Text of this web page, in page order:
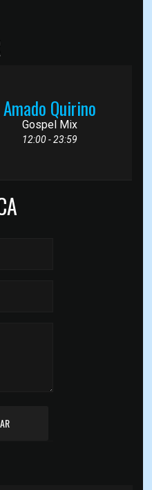
Amado Quirino
Gospel Mix
12:00 - 23:59